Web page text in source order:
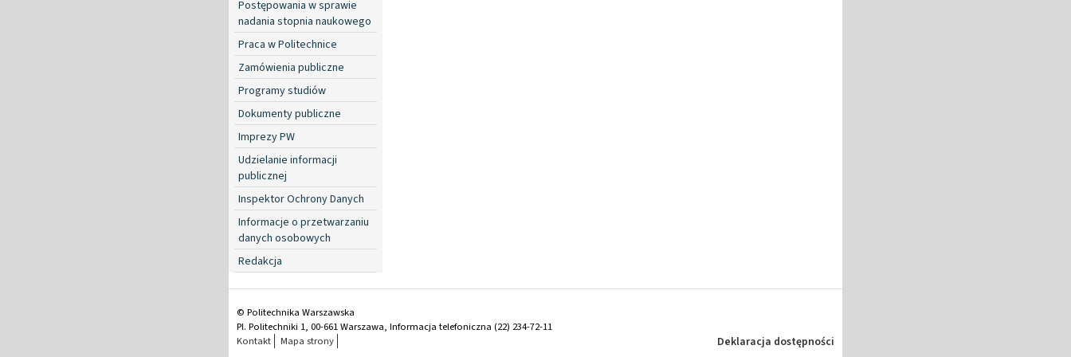
Postępowania w sprawie
nadania stopnia naukowego
Praca w Politechnice
Zamówienia publiczne
Programy studiów
Dokumenty publiczne
Imprezy PW
Udzielanie informacji
publicznej
Inspektor Ochrony Danych
Informacje o przetwarzaniu
danych osobowych
Redakcja
© Politechnika Warszawska
Pl. Politechniki 1, 00-661 Warszawa, Informacja telefoniczna (22) 234-72-11
Kontakt
Mapa strony Deklaracja dostępności